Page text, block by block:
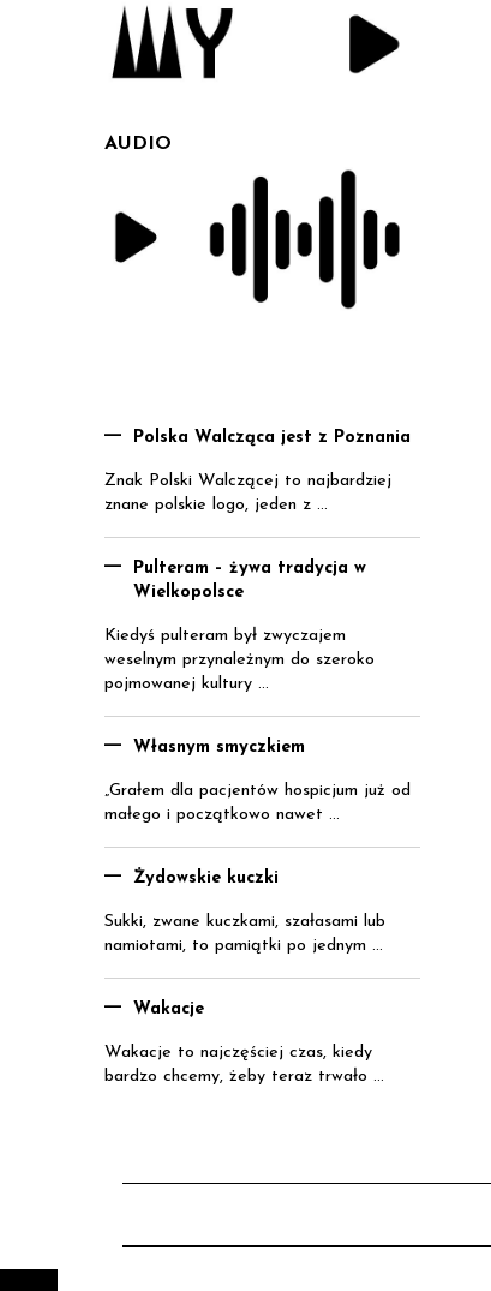
AUDIO
Polska Walcząca jest z Poznania
Znak Polski Walczącej to najbardziej
znane polskie logo, jeden z ...
Pulteram – żywa tradycja w
Wielkopolsce
Kiedyś pulteram był zwyczajem
weselnym przynależnym do szeroko
pojmowanej kultury ...
Własnym smyczkiem
„Grałem dla pacjentów hospicjum już od
małego i początkowo nawet ...
Żydowskie kuczki
Sukki, zwane kuczkami, szałasami lub
namiotami, to pamiątki po jednym ...
Wakacje
Wakacje to najczęściej czas, kiedy
bardzo chcemy, żeby teraz trwało ...